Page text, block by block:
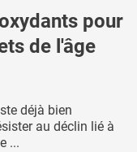
pour
de l'âge
déjà bien
au déclin lié à
...